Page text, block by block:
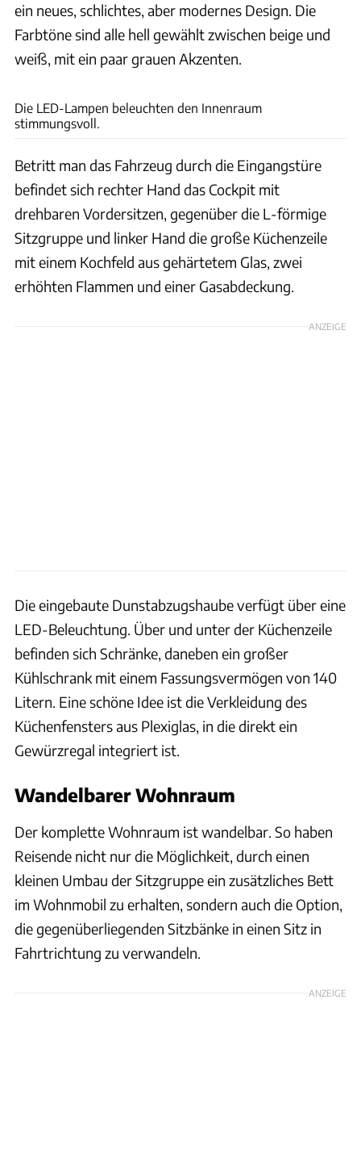
ein neues, schlichtes, aber modernes Design. Die
Farbtöne sind alle hell gewählt zwischen beige und
weiß, mit ein paar grauen Akzenten.
Die LED-Lampen beleuchten den Innenraum
stimmungsvoll.
Betritt man das Fahrzeug durch die Eingangstüre
befindet sich rechter Hand das Cockpit mit
drehbaren Vordersitzen, gegenüber die L-förmige
Sitzgruppe und linker Hand die große Küchenzeile
mit einem Kochfeld aus gehärtetem Glas, zwei
erhöhten Flammen und einer Gasabdeckung.
ANZEIGE
Die eingebaute Dunstabzugshaube verfügt über eine
LED-Beleuchtung. Über und unter der Küchenzeile
befinden sich Schränke, daneben ein großer
Kühlschrank mit einem Fassungsvermögen von 140
Litern. Eine schöne Idee ist die Verkleidung des
Küchenfensters aus Plexiglas, in die direkt ein
Gewürzregal integriert ist.
Wandelbarer Wohnraum
Der komplette Wohnraum ist wandelbar. So haben
Reisende nicht nur die Möglichkeit, durch einen
kleinen Umbau der Sitzgruppe ein zusätzliches Bett
im Wohnmobil zu erhalten, sondern auch die Option,
die gegenüberliegenden Sitzbänke in einen Sitz in
Fahrtrichtung zu verwandeln.
ANZEIGE